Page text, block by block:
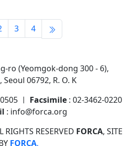
3 4
ro (Yeomgok-dong 300 - 6),
06792, R. O. K
ㅣ Facsimile: 02-3462-0220
: info@forca.org
RIGHTS RESERVED FORCA, SITE
FORCA.